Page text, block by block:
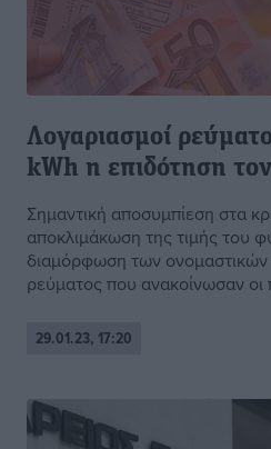
Λογαριασμοί
kWh η επιδότηση
Σημαντική αποσυµπίεση στα
αποκλιμάκωση της τιμής του
διαμόρφωση των ονομαστικών
ρεύματος που ανακοίνωσαν οι
29.01.23, 17:20